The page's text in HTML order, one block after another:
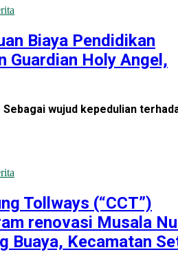
Biaya Pendidikan
Guardian Holy Angel,
wujud kepedulian
Tollways (“CCT”)
renovasi Musala
Buaya, Kecamatan